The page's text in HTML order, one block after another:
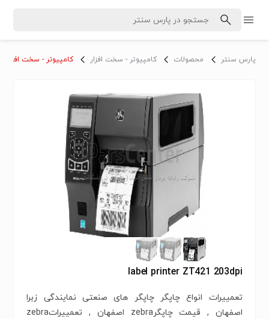
پارس سنتر محصولات کامپیوتر - سخت افزار کامپیوتر - سخت افزار -
label printer ZT421 203dpi
تعمییرات انواع چاپگر چاپگر های صنعتی نمایندگی زبرا
اصفهان , قیمت چاپگرzebra اصفهان , تعمییراتzebra